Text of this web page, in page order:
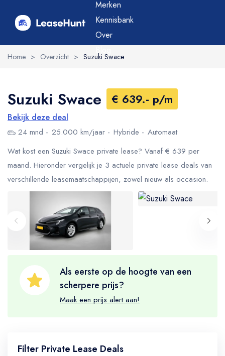
Merken
Kennisbank
Over
Home > Overzicht > Suzuki Swace
Suzuki Swace € 639.- p/m
Bekijk deze deal
24 mnd 25.000 km/jaar Hybride
Automaat
Wat kost een Suzuki Swace private lease? Vanaf € 639 per
maand. Hieronder vergelijk je 3 actuele private lease deals van
verschillende leasemaatschappijen, zowel nieuw als occasion.
Als eerste op de hoogte van een
scherpere prijs?
Maak een prijs alert aan!
Filter Private Lease Deals